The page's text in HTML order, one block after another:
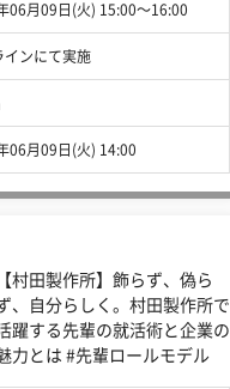
06月09日(火) 15:00〜16:00
インにて実施
06月09日(火) 14:00
【村田製作所】飾らず、偽ら
、自分らしく。村田製作所で
躍する先輩の就活術と企業の
力とは #先輩ロールモデル